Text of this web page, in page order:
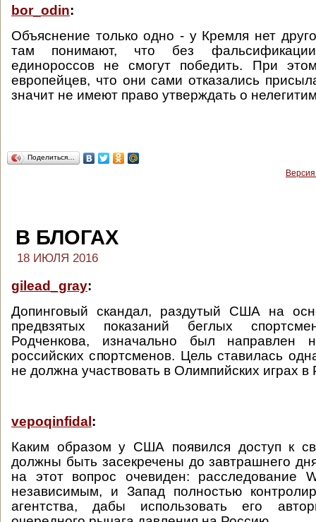
bor_odin:
Объяснение только одно - у Кремля нет
там понимают, что без
единороссов не смогут победить. При
европейцев, что они сами отказались
значит не имеют право утверждать о
Поделиться…
В БЛОГАХ
18 ИЮЛЯ 2016
gilead_gray:
Допинговый скандал, раздутый США на
предвзятых показаний беглых
Родченкова, изначально был направлен
российских спортсменов. Цель ставилась
не должна участвовать в Олимпийских играх в
vepoqinfidal :
Каким образом у США появился доступ к
должны быть засекречены до завтрашнего
на этот вопрос очевиден: расследование
независимым, и Запад полностью
агентства, дабы использовать его